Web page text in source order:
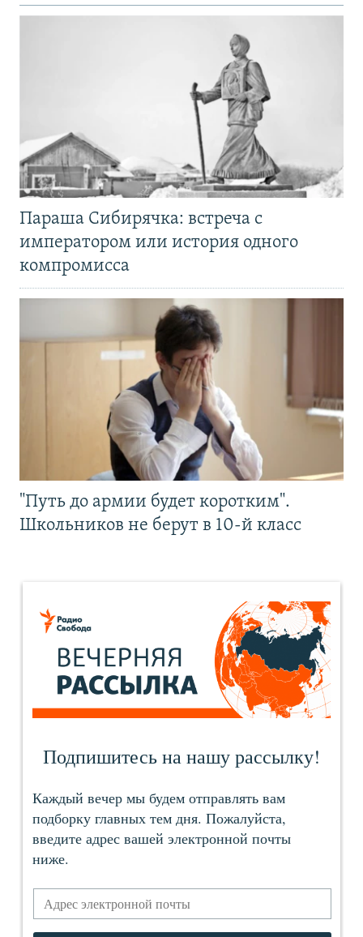
Параша Сибирячка: встреча с
императором или история одного
компромисса
"Путь до армии будет коротким".
Школьников не берут в 10-й класс